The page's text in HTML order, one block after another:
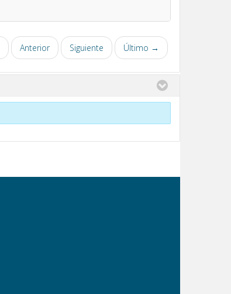
Anterior Siguiente Último →